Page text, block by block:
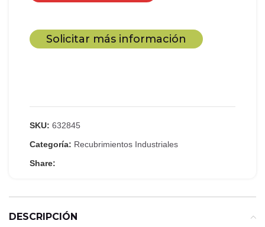
Solicitar más información
SKU: 632845
Categoría: Recubrimientos Industriales
Share:
DESCRIPCIÓN